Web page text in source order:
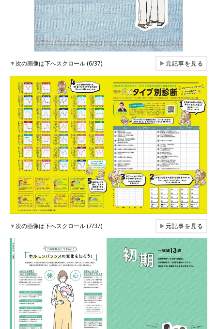
▼次の画像は下へスクロール (6/37) ▶元記事を見る
▼次の画像は下へスクロール (7/37) ▶元記事を見る